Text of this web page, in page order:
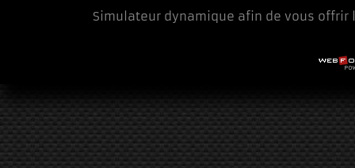
Simulateur dynamique afin de vous